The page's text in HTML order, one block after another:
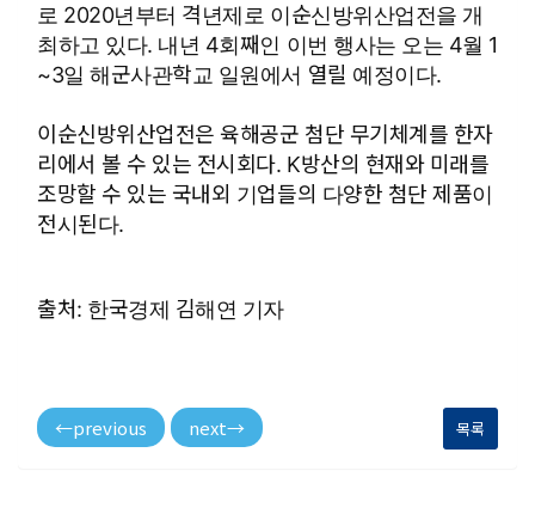
로 2020년부터 격년제로 이순신방위산업전을 개
최하고 있다. 내년 4회째인 이번 행사는 오는 4월 1
~3일 해군사관학교 일원에서 열릴 예정이다.
이순신방위산업전은 육해공군 첨단 무기체계를 한자
리에서 볼 수 있는 전시회다. K방산의 현재와 미래를
조망할 수 있는 국내외 기업들의 다양한 첨단 제품이
전시된다.
출처: 한국경제 김해연 기자
←previous next→ 목록